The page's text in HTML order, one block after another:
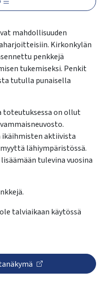
mahdollisuuden
Kirkonkylän
penkkejä
tukemiseksi. Penkit
tutulla punaisella
toteutuksessa on ollut
ikäihmisten aktiivista
lähiympäristössä.
tulevina vuosina
talviaikaan käytössä